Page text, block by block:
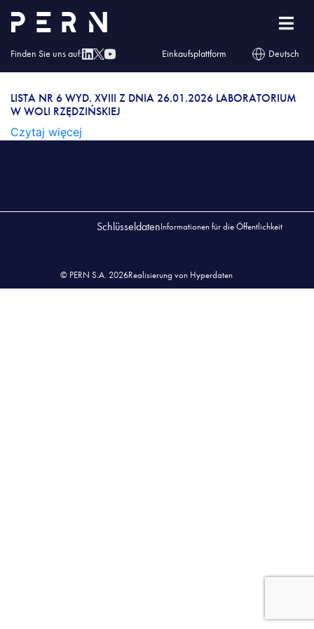
Finden Sie uns auf: Einkaufsplattform Deutsch
Lista nr 6 wyd. XVIII z dnia 26.01.2026
Laboratorium w Woli Rzędzińskiej
LISTA NR 6 WYD. XVIII Z DNIA 26.01.2026
LABORATORIUM W WOLI RZĘDZIŃSKIEJ
LISTA NR 6 WYD. XVIII Z DNIA 26.01.2026 LABORATORIUM
W WOLI RZĘDZIŃSKIEJ
Czytaj więcej
SchlüsseldatenInformationen für die Öffentlichkeit
© PERN S.A. 2026Realisierung von Hyperdaten